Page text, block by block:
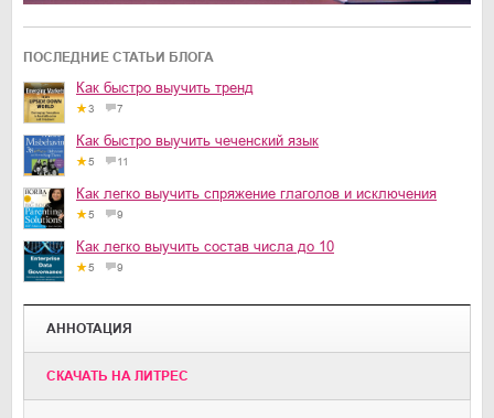
ПОСЛЕДНИЕ СТАТЬИ БЛОГА
Как быстро выучить тренд
3 7
Как быстро выучить чеченский язык
5 11
Как легко выучить спряжение глаголов и исключения
5 9
Как легко выучить состав числа до 10
5 9
АННОТАЦИЯ
CКАЧАТЬ НА ЛИТРЕС